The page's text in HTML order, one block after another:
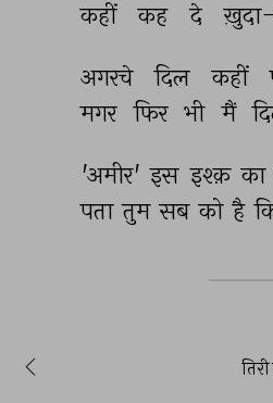
कहीं
कह दे
अगरचे दिल कहीं
मगर फिर भी मैं
'अमीर' इस इश्क़ का
पता तुम सब को है